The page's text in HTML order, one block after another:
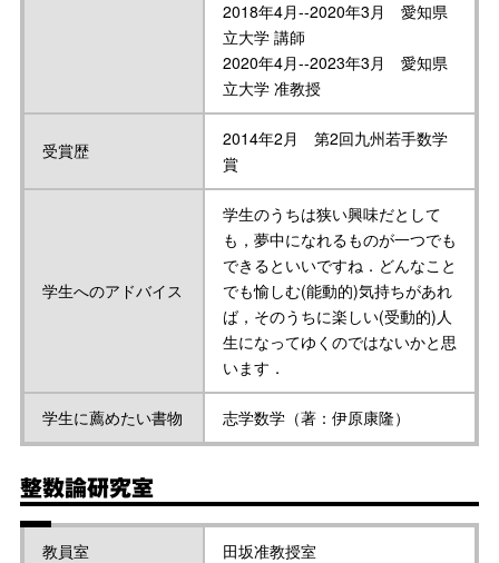
2018年4月--2020年3月 愛知県
立大学 講師
2020年4月--2023年3月 愛知県
立大学 准教授
受賞歴
2014年2月 第2回九州若手数学
賞
学生へのアドバイス
学生のうちは狭い興味だとして
も，夢中になれるものが一つでも
できるといいですね．どんなこと
でも愉しむ(能動的)気持ちがあれ
ば，そのうちに楽しい(受動的)人
生になってゆくのではないかと思
います．
学生に薦めたい書物 志学数学（著：伊原康隆）
整数論研究室
教員室 田坂准教授室